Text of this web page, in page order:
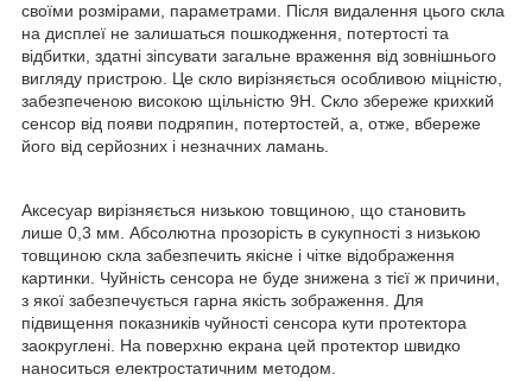
своїми розмірами, параметрами. Після видалення цього скла
на дисплеї не залишаться пошкодження, потертості та
відбитки, здатні зіпсувати загальне враження від зовнішнього
вигляду пристрою. Це скло вирізняється особливою міцністю,
забезпеченою високою щільністю 9Н. Скло збереже крихкий
сенсор від появи подряпин, потертостей, а, отже, вбереже
його від серйозних і незначних ламань.
Аксесуар вирізняється низькою товщиною, що становить
лише 0,3 мм. Абсолютна прозорість в сукупності з низькою
товщиною скла забезпечить якісне і чітке відображення
картинки. Чуйність сенсора не буде знижена з тієї ж причини,
з якої забезпечується гарна якість зображення. Для
підвищення показників чуйності сенсора кути протектора
заокруглені. На поверхню екрана цей протектор швидко
наноситься електростатичним методом.